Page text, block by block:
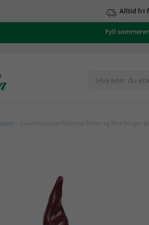
Alltid fri
Fyll
> Juledekorasjon Nissene Elmer og Max henger